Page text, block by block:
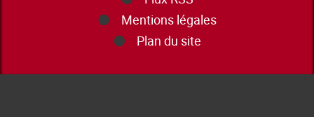
Mentions légales
Plan du site